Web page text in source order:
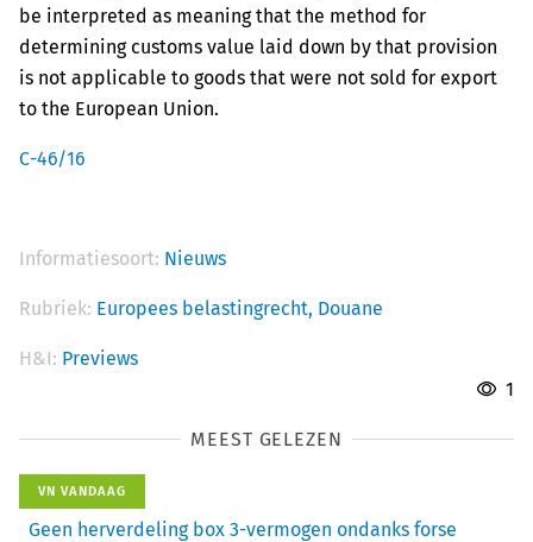
be interpreted as meaning that the method for
determining customs value laid down by that provision
is not applicable to goods that were not sold for export
to the European Union.
C-46/16
Informatiesoort: Nieuws
Rubriek: Europees belastingrecht, Douane
H&I: Previews
1
MEEST GELEZEN
VN VANDAAG
Geen herverdeling box 3-vermogen ondanks forse